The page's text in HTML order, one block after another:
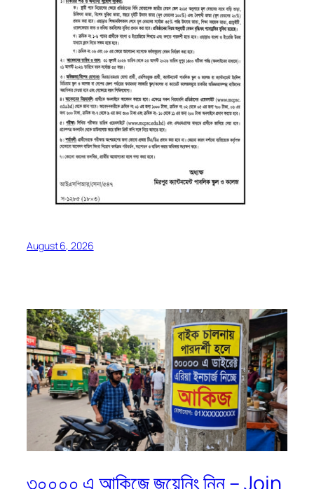
August 6, 2026
৩০০০০ এ আকিজে জয়েনিং নিন – Join